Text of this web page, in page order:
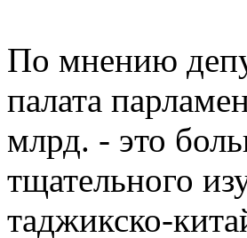
По мнению
палата
млрд. - это
тщательного
таджикско-